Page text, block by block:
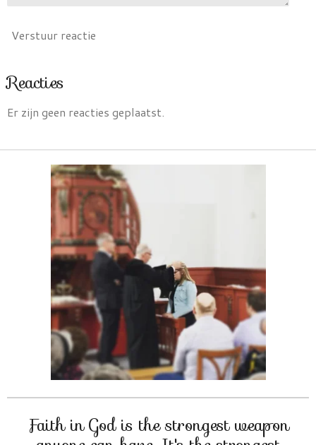
Verstuur reactie
Reacties
Er zijn geen reacties geplaatst.
Faith in God is the strongest weapon